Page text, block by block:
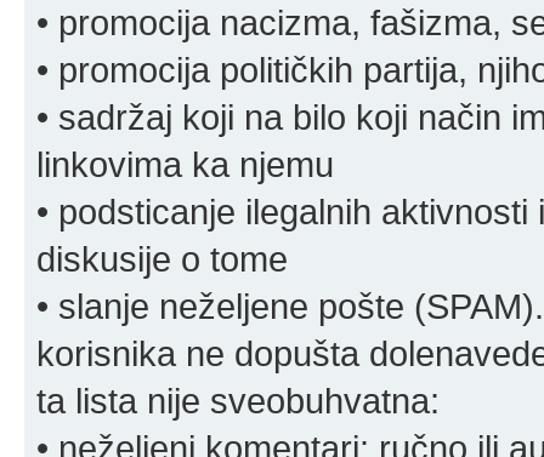
• promocija nacizma, fašizma,
• promocija političkih partija,
• sadržaj koji na bilo koji način
linkovima ka njemu
• podsticanje ilegalnih
diskusije o tome
• slanje neželjene pošte
korisnika ne dopušta
ta lista nije sveobuhvatna:
• neželjeni komentari: ručno ili